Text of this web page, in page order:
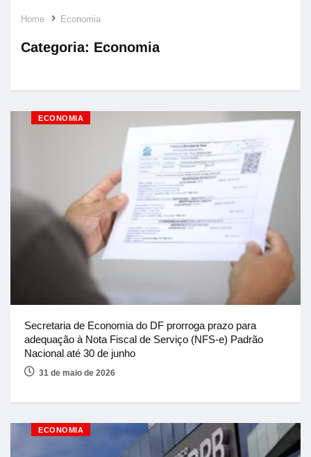
Home Economia
Categoria: Economia
ECONOMIA
Secretaria de Economia do DF prorroga prazo para
adequação à Nota Fiscal de Serviço (NFS-e) Padrão
Nacional até 30 de junho
31 de maio de 2026
ECONOMIA